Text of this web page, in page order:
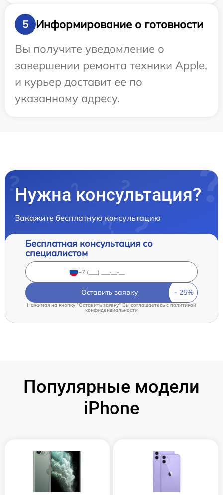
5
Информирование о готовности
Вы получите уведомление о
завершении ремонта техники Apple,
и курьер доставит ее по
указанному адресу.
Нужна консультация?
Закажите бесплатную консультацию
Бесплатная консультация со
специалистом
Оставить заявку
Нажимая на кнопку "Оставить заявку" Вы соглашаетесь cполитикой
конфиденциальности
Популярные модели
iPhone